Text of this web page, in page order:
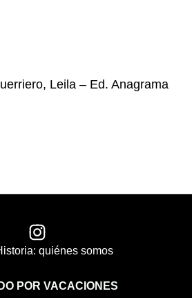
Leila – Ed. Anagrama
quiénes somos
POR VACACIONES